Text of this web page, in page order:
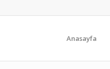
Anasayfa